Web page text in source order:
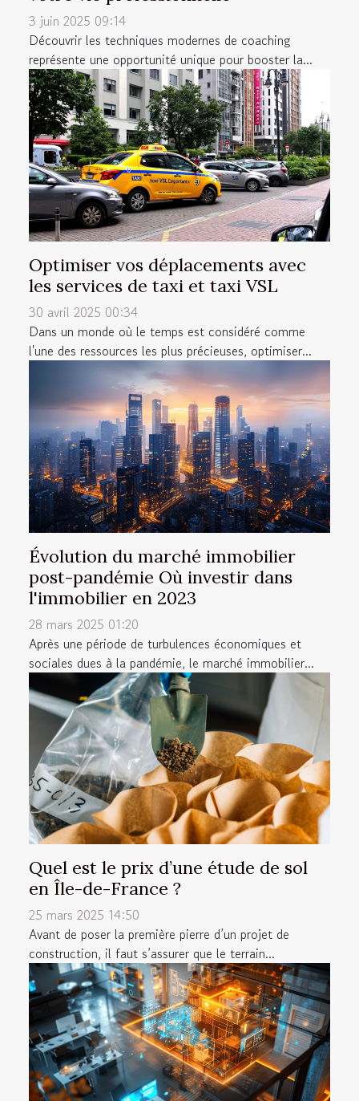
3 juin 2025 09:14
Découvrir les techniques modernes de coaching
représente une opportunité unique pour booster la...
Optimiser vos déplacements avec
les services de taxi et taxi VSL
30 avril 2025 00:34
Dans un monde où le temps est considéré comme
l'une des ressources les plus précieuses, optimiser...
Évolution du marché immobilier
post-pandémie Où investir dans
l'immobilier en 2023
28 mars 2025 01:20
Après une période de turbulences économiques et
sociales dues à la pandémie, le marché immobilier...
Quel est le prix d’une étude de sol
en Île-de-France ?
25 mars 2025 14:50
Avant de poser la première pierre d’un projet de
construction, il faut s’assurer que le terrain...